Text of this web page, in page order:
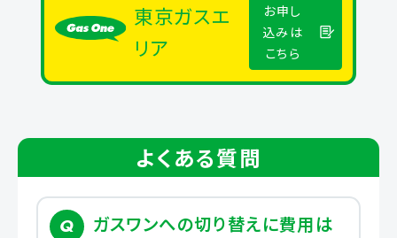
東京ガスエ
リア
お申し
込みは
こちら
よくある質問
ガスワンへの切り替えに費用は